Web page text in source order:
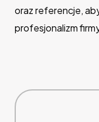
oraz referencje,
profesjonalizm